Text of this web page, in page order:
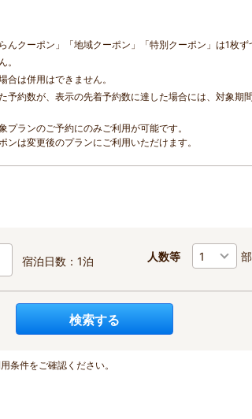
クーポン」「地域クーポン」「特別クーポン」は1枚ず
。
は併用はできません。
約数が、表示の先着予約数に達した場合には、対象期
ランのご予約にのみご利用が可能です。
は変更後のプランにご利用いただけます。
宿泊日数：1泊 人数等
検索する
条件をご確認ください。